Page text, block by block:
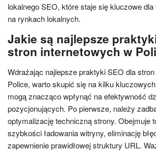
lokalnego SEO, które staje się kluczowe
na rynkach lokalnych.
Jakie są najlepsze
stron internetowych w
Wdrażając najlepsze praktyki SEO dla
Police, warto skupić się na kilku
mogą znacząco wpłynąć na efektywność
pozycjonujących. Po pierwsze, należy
optymalizację techniczną strony. Obejmuje
szybkości ładowania witryny, eliminację
zapewnienie prawidłowej struktury URL.